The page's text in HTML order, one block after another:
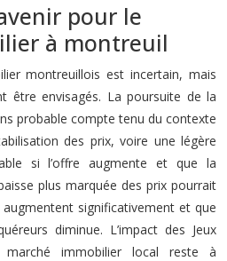
pour le
à montreuil
montreuillois est incertain, mais
être envisagés. La poursuite de la
probable compte tenu du contexte
des prix, voire une légère
si l’offre augmente et que la
plus marquée des prix pourrait
augmentent significativement et que
diminue. L’impact des Jeux
immobilier local reste à